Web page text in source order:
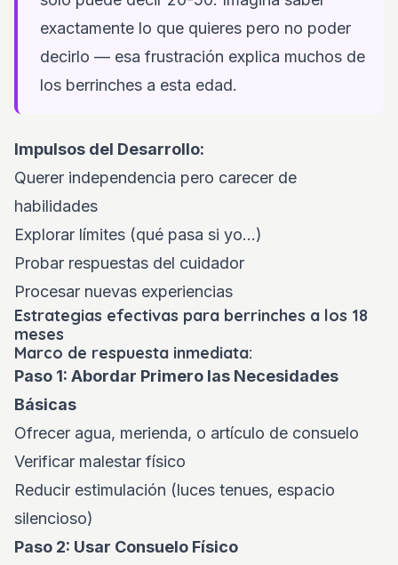
exactamente lo que quieres pero no poder
decirlo — esa frustración explica muchos de
los berrinches a esta edad.
Impulsos del Desarrollo:
Querer independencia pero carecer de
habilidades
Explorar límites (qué pasa si yo...)
Probar respuestas del cuidador
Procesar nuevas experiencias
Estrategias efectivas para berrinches a los 18
meses
Marco de respuesta inmediata:
Paso 1: Abordar Primero las Necesidades
Básicas
Ofrecer agua, merienda, o artículo de consuelo
Verificar malestar físico
Reducir estimulación (luces tenues, espacio
silencioso)
Paso 2: Usar Consuelo Físico